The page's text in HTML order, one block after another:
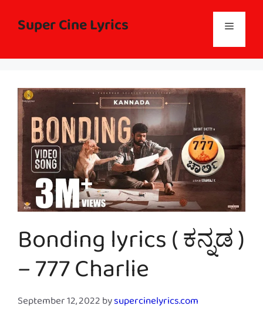
contentSuper Cine Lyrics Menu
Bonding lyrics ( ಕನ್ನಡ )
– 777 Charlie
September 12, 2022bysupercinelyrics.com